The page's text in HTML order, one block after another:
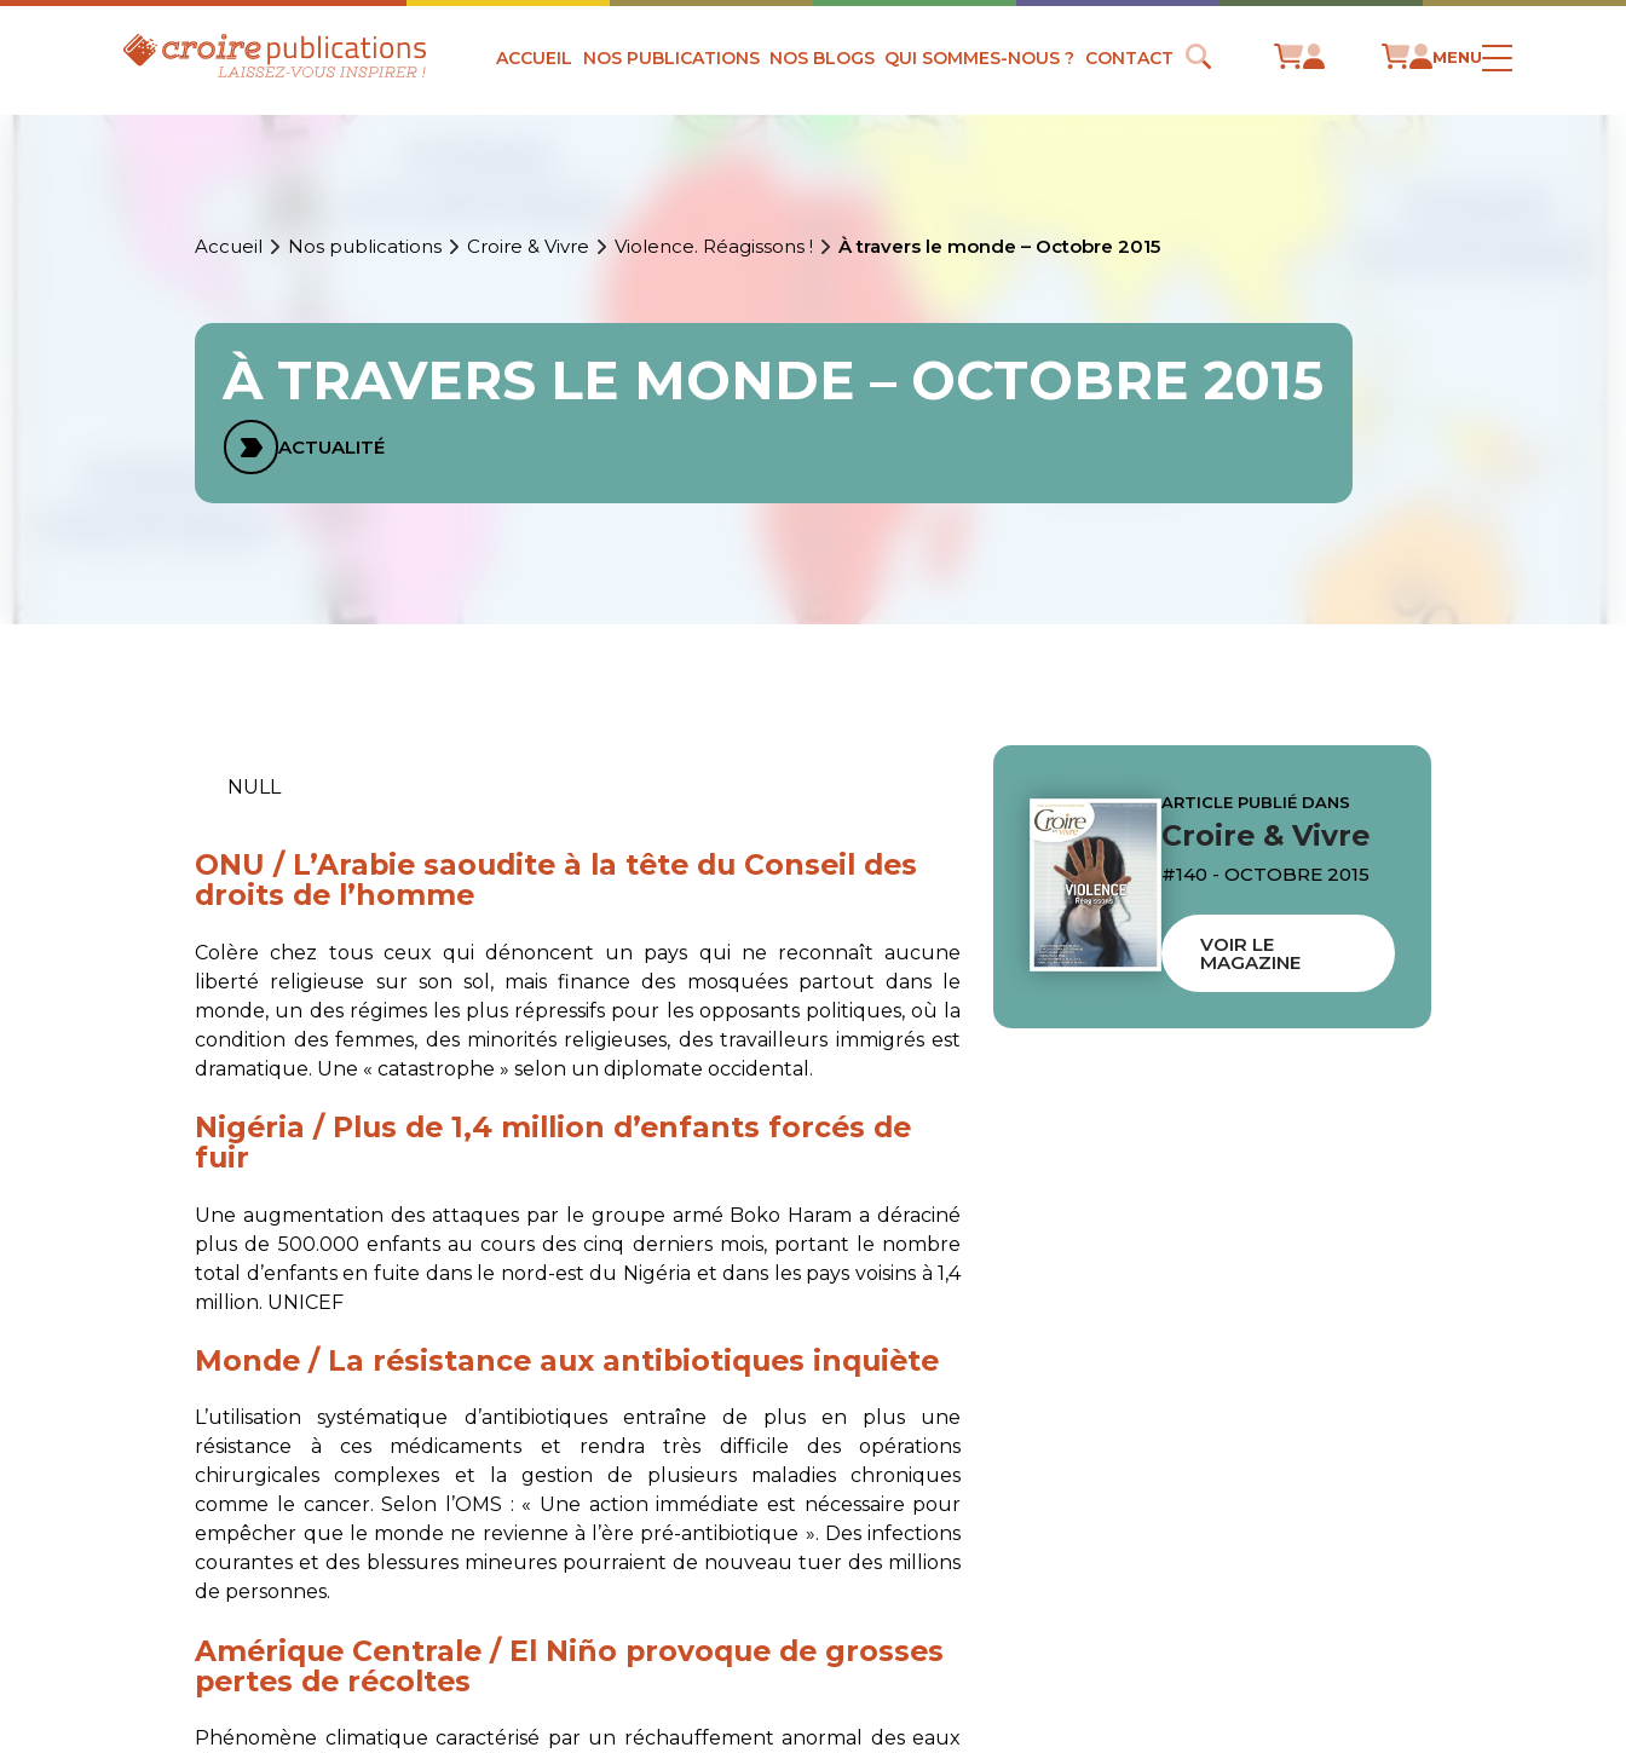
ACCUEIL NOS PUBLICATIONS NOS BLOGS QUI SOMMES-NOUS ? CONTACT MENU
Accueil Nos publications Croire & Vivre Violence. Réagissons ! À travers le monde – Octobre 2015
À TRAVERS LE MONDE – OCTOBRE 2015
ACTUALITÉ
NULL
ONU / L’Arabie saoudite à la tête du Conseil des
droits de l’homme
Colère chez tous ceux qui dénoncent un pays qui ne reconnaît aucune
liberté religieuse sur son sol, mais finance des mosquées partout dans le
monde, un des régimes les plus répressifs pour les opposants politiques, où la
condition des femmes, des minorités religieuses, des travailleurs immigrés est
dramatique. Une « catastrophe » selon un diplomate occidental.
Nigéria / Plus de 1,4 million d’enfants forcés de
fuir
Une augmentation des attaques par le groupe armé Boko Haram a déraciné
plus de 500.000 enfants au cours des cinq derniers mois, portant le nombre
total d’enfants en fuite dans le nord-est du Nigéria et dans les pays voisins à 1,4
million. UNICEF
Monde / La résistance aux antibiotiques inquiète
L’utilisation systématique d’antibiotiques entraîne de plus en plus une
résistance à ces médicaments et rendra très difficile des opérations
chirurgicales complexes et la gestion de plusieurs maladies chroniques
comme le cancer. Selon l’OMS : « Une action immédiate est nécessaire pour
empêcher que le monde ne revienne à l’ère pré-antibiotique ». Des infections
courantes et des blessures mineures pourraient de nouveau tuer des millions
de personnes.
Amérique Centrale / El Niño provoque de grosses
pertes de récoltes
Phénomène climatique caractérisé par un réchauffement anormal des eaux
ARTICLE PUBLIÉ DANS
Croire & Vivre
#140 - OCTOBRE 2015
VOIR LE
MAGAZINE